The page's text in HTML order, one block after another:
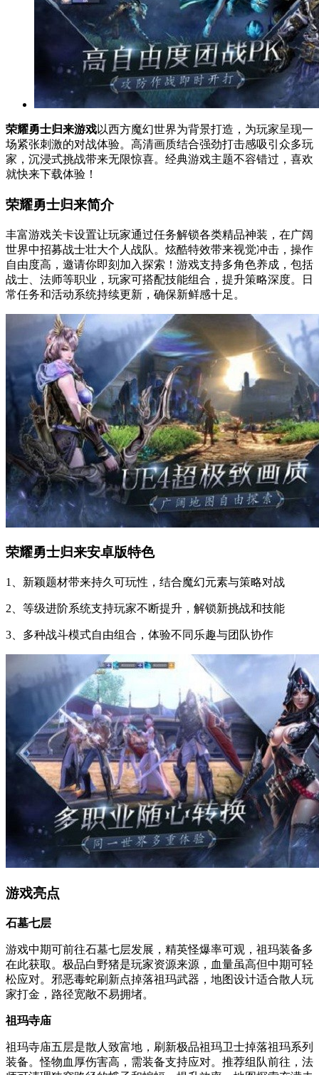
荣耀勇士归来游戏以西方魔幻世界为背景打造，为玩家呈现一
场紧张刺激的对战体验。高清画质结合强劲打击感吸引众多玩
家，沉浸式挑战带来无限惊喜。经典游戏主题不容错过，喜欢
就快来下载体验！
荣耀勇士归来简介
丰富游戏关卡设置让玩家通过任务解锁各类精品神装，在广阔
世界中招募战士壮大个人战队。炫酷特效带来视觉冲击，操作
自由度高，邀请你即刻加入探索！游戏支持多角色养成，包括
战士、法师等职业，玩家可搭配技能组合，提升策略深度。日
常任务和活动系统持续更新，确保新鲜感十足。
荣耀勇士归来安卓版特色
1、新颖题材带来持久可玩性，结合魔幻元素与策略对战
2、等级进阶系统支持玩家不断提升，解锁新挑战和技能
3、多种战斗模式自由组合，体验不同乐趣与团队协作
游戏亮点
石墓七层
游戏中期可前往石墓七层发展，精英怪爆率可观，祖玛装备多
在此获取。极品白野猪是玩家资源来源，血量虽高但中期可轻
松应对。邪恶毒蛇刷新点掉落祖玛武器，地图设计适合散人玩
家打金，路径宽敞不易拥堵。
祖玛寺庙
祖玛寺庙五层是散人致富地，刷新极品祖玛卫士掉落祖玛系列
装备。怪物血厚伤害高，需装备支持应对。推荐组队前往，法